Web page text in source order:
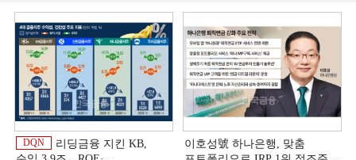
DQN
리딩금융 지킨 KB,
이호성號 하나은행, 맞춤